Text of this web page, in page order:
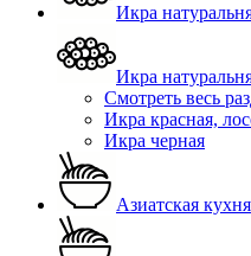
Икра
Икра
Смотреть весь
Икра красная,
Икра черная
Азиатская кухня